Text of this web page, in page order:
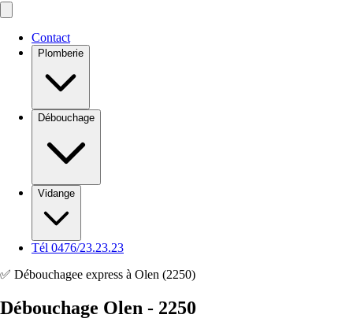
Contact
Plomberie
Débouchage
Vidange
Tél 0476/23.23.23
✅ Débouchagee express à Olen (2250)
Débouchage Olen - 2250